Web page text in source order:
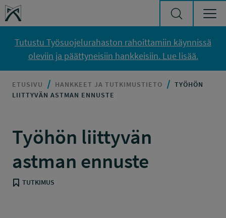
Siirry sisältöön
Työsuojelurahasto
Tutustu Työsuojelurahaston rahoittamiin käynnissä
oleviin ja päättyneisiin hankkeisiin. Lue lisää.
ETUSIVU HANKKEET JA TUTKIMUSTIETO
TYÖHÖN
LIITTYVÄN ASTMAN ENNUSTE
Työhön liittyvän
astman ennuste
TUTKIMUS